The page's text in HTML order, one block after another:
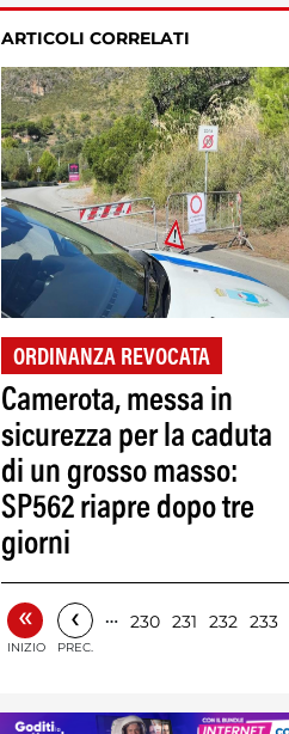
ARTICOLI CORRELATI
ORDINANZA REVOCATA
Camerota, messa in
sicurezza per la caduta
di un grosso masso:
SP562 riapre dopo tre
giorni
«
INIZIO
‹
PREC.
… 230 231 232 233